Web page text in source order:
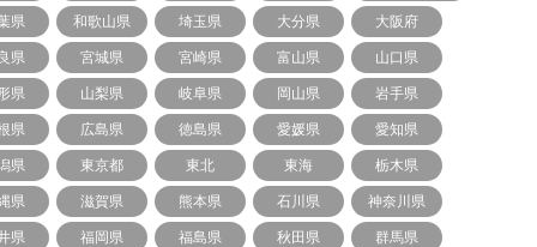
県 和歌山県 埼玉県 大分県 大阪府
県 宮城県 宮崎県 富山県 山口県
県 山梨県 岐阜県 岡山県 岩手県
県 広島県 徳島県 愛媛県 愛知県
県 東京都 東北 東海 栃木県
県 滋賀県 熊本県 石川県 神奈川県
県 福岡県 福島県 秋田県 群馬県